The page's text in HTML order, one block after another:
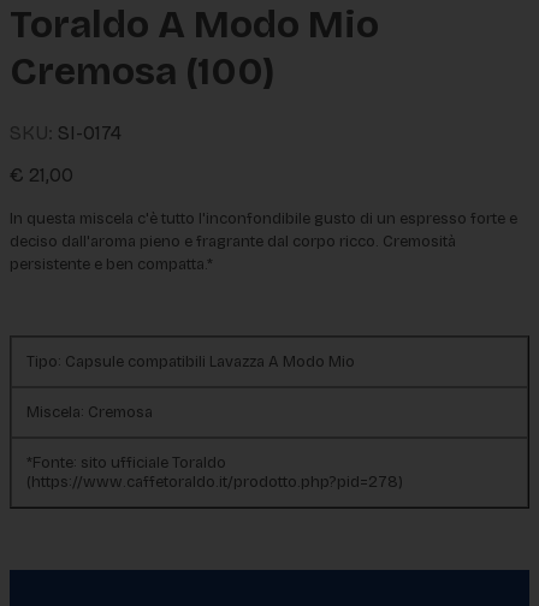
Toraldo A Modo Mio
Cremosa (100)
SKU: SI-0174
€ 21,00
In questa miscela c'è tutto l'inconfondibile gusto di un espresso forte e
deciso dall'aroma pieno e fragrante dal corpo ricco. Cremosità
persistente e ben compatta.*
Tipo: Capsule compatibili Lavazza A Modo Mio
Miscela: Cremosa
*Fonte: sito ufficiale Toraldo
(https://www.caffetoraldo.it/prodotto.php?pid=278)